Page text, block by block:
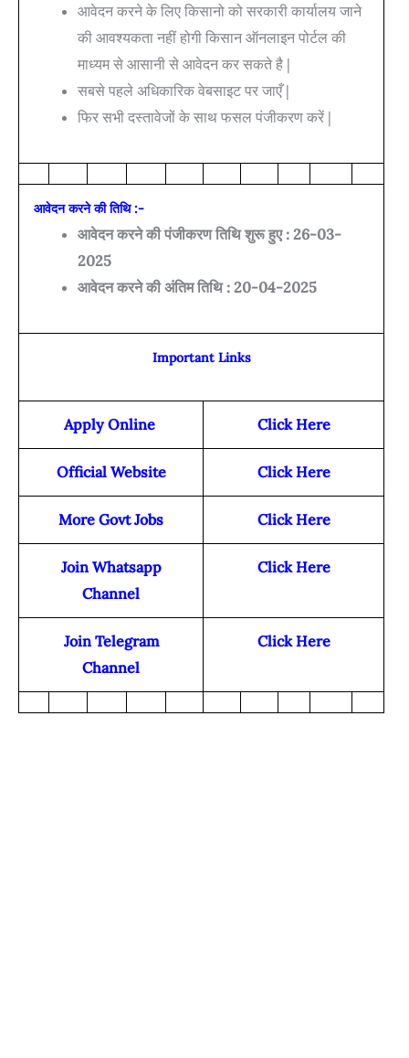
आवेदन करने के लिए किसानो को सरकारी कार्यालय जाने
की आवश्यकता नहीं होगी किसान ऑनलाइन पोर्टल की
माध्यम से आसानी से आवेदन कर सकते है |
सबसे पहले अधिकारिक वेबसाइट पर जाएँ |
फिर सभी दस्तावेजों के साथ फसल पंजीकरण करें |
आवेदन करने की तिथि :-
आवेदन करने की पंजीकरण तिथि शुरू हुए : 26-03-
2025
आवेदन करने की अंतिम तिथि : 20-04-2025
Important Links
Apply Online Click Here
Official Website Click Here
More Govt Jobs Click Here
Join Whatsapp
Channel
Click Here
Join Telegram
Channel
Click Here